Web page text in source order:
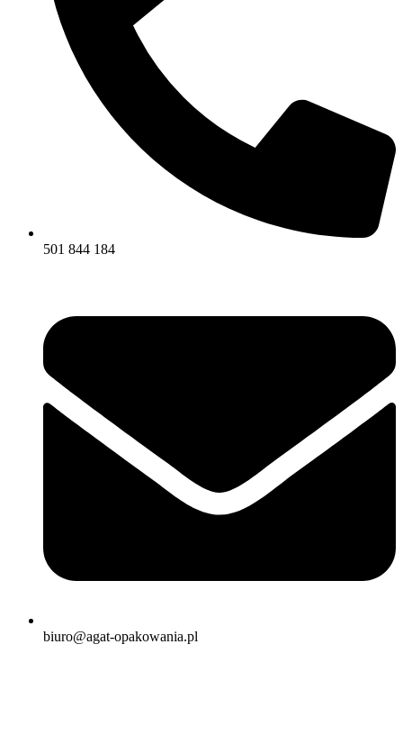
501 844 184
biuro@agat-opakowania.pl